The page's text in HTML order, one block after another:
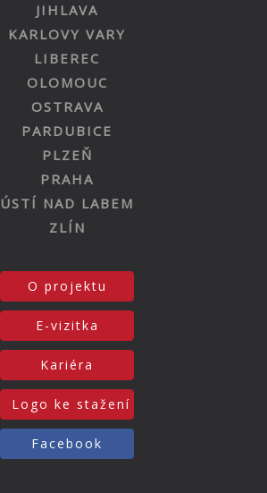
JIHLAVA
KARLOVY VARY
LIBEREC
OLOMOUC
OSTRAVA
PARDUBICE
PLZEŇ
PRAHA
ÚSTÍ NAD LABEM
ZLÍN
O projektu
E-vizitka
Kariéra
Logo ke stažení
Facebook